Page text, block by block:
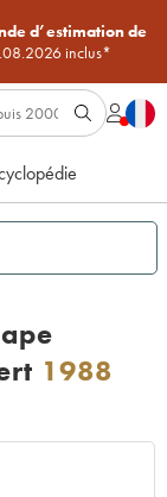
d’estimation de
inclus*
1988